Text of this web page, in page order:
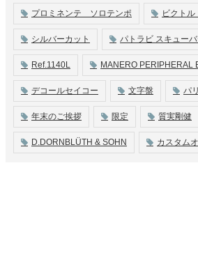
プロミネンテ ソロテンポ ビクトル
シルバーカット パトラビ スキュー
Ref.1140L MANERO PERIPHERAL
デコールセイコー 文字盤 パ
年末のご挨拶 限定 質実剛健
D.DORNBLÜTH & SOHN カスタム